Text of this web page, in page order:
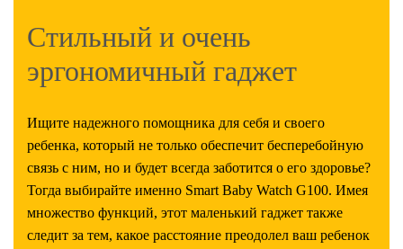
Стильный и очень
эргономичный гаджет
Ищите надежного помощника для себя и своего
ребенка, который не только обеспечит бесперебойную
связь с ним, но и будет всегда заботится о его здоровье?
Тогда выбирайте именно Smart Baby Watch G100. Имея
множество функций, этот маленький гаджет также
следит за тем, какое расстояние преодолел ваш ребенок